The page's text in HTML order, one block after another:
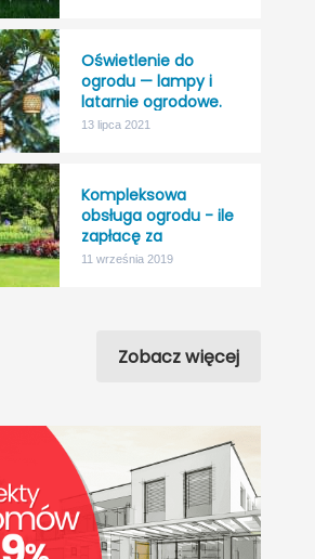
Oświetlenie do
ogrodu — lampy i
latarnie ogrodowe.
13 lipca 2021
Kompleksowa
obsługa ogrodu - ile
zapłacę za
“nicnierobienie”?
11 września 2019
Zobacz więcej